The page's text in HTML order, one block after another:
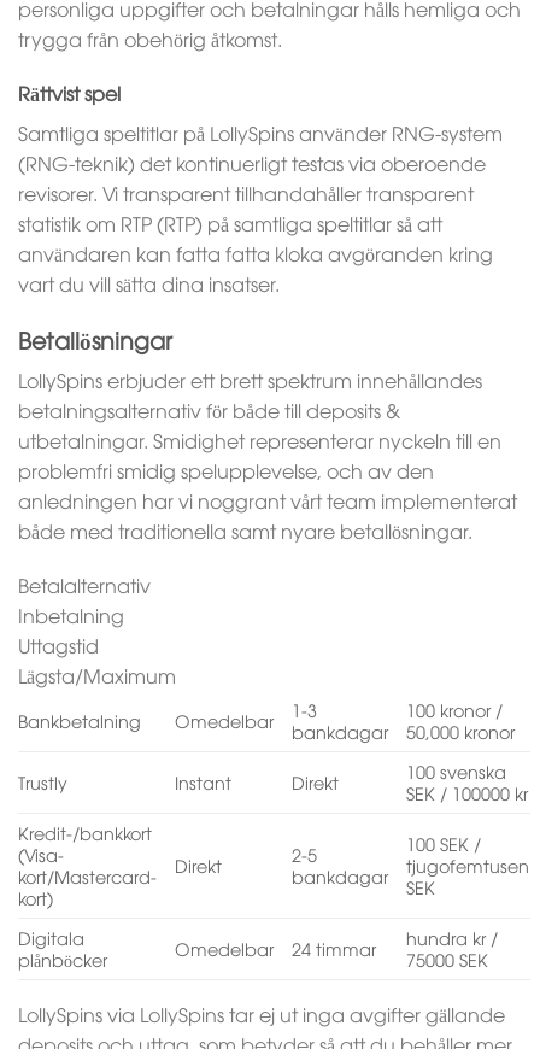
personliga uppgifter och betalningar hålls hemliga och
trygga från obehörig åtkomst.
Rättvist spel
Samtliga speltitlar på LollySpins använder RNG-system
(RNG-teknik) det kontinuerligt testas via oberoende
revisorer. Vi transparent tillhandahåller transparent
statistik om RTP (RTP) på samtliga speltitlar så att
användaren kan fatta fatta kloka avgöranden kring
vart du vill sätta dina insatser.
Betallösningar
LollySpins erbjuder ett brett spektrum innehållandes
betalningsalternativ för både till deposits &
utbetalningar. Smidighet representerar nyckeln till en
problemfri smidig spelupplevelse, och av den
anledningen har vi noggrant vårt team implementerat
både med traditionella samt nyare betallösningar.
Betalalternativ
Inbetalning
Uttagstid
Lägsta/Maximum
Bankbetalning Omedelbar
1-3
bankdagar
100 kronor /
50,000 kronor
Trustly Instant Direkt
100 svenska
SEK / 100000 kr
Kredit-/bankkort
(Visa-
kort/Mastercard-
kort)
Direkt
2-5
bankdagar
100 SEK /
tjugofemtusen
SEK
Digitala
plånböcker
Omedelbar 24 timmar
hundra kr /
75000 SEK
LollySpins via LollySpins tar ej ut inga avgifter gällande